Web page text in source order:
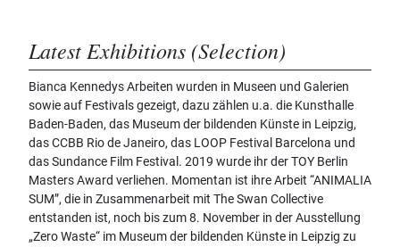
Latest Exhibitions (Selection)
Bianca Kennedys Arbeiten wurden in Museen und Galerien
sowie auf Festivals gezeigt, dazu zählen u.a. die Kunsthalle
Baden-Baden, das Museum der bildenden Künste in Leipzig,
das CCBB Rio de Janeiro, das LOOP Festival Barcelona und
das Sundance Film Festival. 2019 wurde ihr der TOY Berlin
Masters Award verliehen. Momentan ist ihre Arbeit “ANIMALIA
SUM”, die in Zusammenarbeit mit The Swan Collective
entstanden ist, noch bis zum 8. November in der Ausstellung
„Zero Waste“ im Museum der bildenden Künste in Leipzig zu